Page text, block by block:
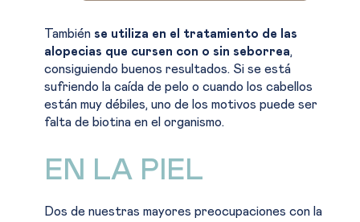
También se utiliza en el tratamiento de las
alopecias que cursen con o sin seborrea,
consiguiendo buenos resultados. Si se está
sufriendo la caída de pelo o cuando los cabellos
están muy débiles, uno de los motivos puede ser
falta de biotina en el organismo.
EN LA PIEL
Dos de nuestras mayores preocupaciones con la